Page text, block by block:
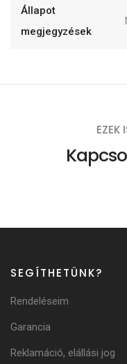
Állapot
megjegyzések
EZEK
SEGÍTHETÜNK?
Rendeléseim
Garancia
Reklamáció, elállási jog